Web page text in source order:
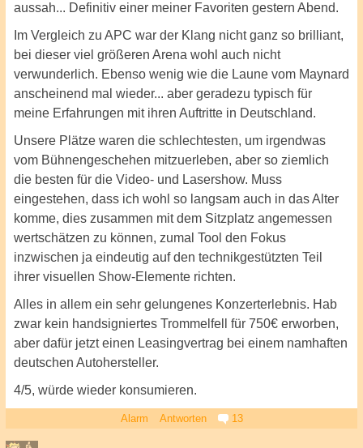
aussah... Definitiv einer meiner Favoriten gestern Abend.
Im Vergleich zu APC war der Klang nicht ganz so brilliant,
bei dieser viel größeren Arena wohl auch nicht
verwunderlich. Ebenso wenig wie die Laune vom Maynard
anscheinend mal wieder... aber geradezu typisch für
meine Erfahrungen mit ihren Auftritte in Deutschland.
Unsere Plätze waren die schlechtesten, um irgendwas
vom Bühnengeschehen mitzuerleben, aber so ziemlich
die besten für die Video- und Lasershow. Muss
eingestehen, dass ich wohl so langsam auch in das Alter
komme, dies zusammen mit dem Sitzplatz angemessen
wertschätzen zu können, zumal Tool den Fokus
inzwischen ja eindeutig auf den technikgestützten Teil
ihrer visuellen Show-Elemente richten.
Alles in allem ein sehr gelungenes Konzerterlebnis. Hab
zwar kein handsigniertes Trommelfell für 750€ erworben,
aber dafür jetzt einen Leasingvertrag bei einem namhaften
deutschen Autohersteller.
4/5, würde wieder konsumieren.
Alarm Antworten 13